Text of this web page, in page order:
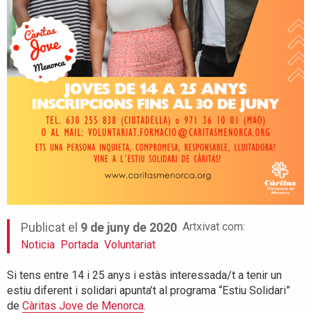
Publicat el 9 de juny de 2020 Artxivat com:
Noticia Portada Voluntariat
Si tens entre 14 i 25 anys i estàs interessada/t a tenir un
estiu diferent i solidari apunta’t al programa “Estiu Solidari”
de Càritas Jove de Menorca.